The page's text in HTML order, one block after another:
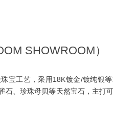
SHOWROOM）
宝工艺，采用18K镀金/镀纯银
石、珍珠母贝等天然宝石，主打